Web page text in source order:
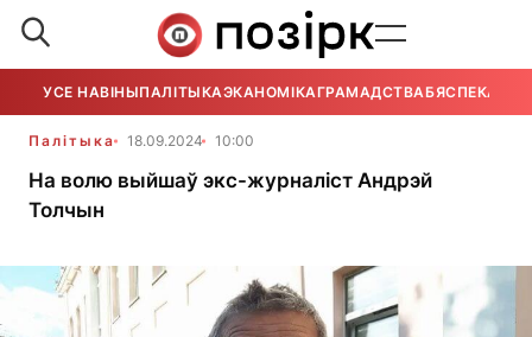
УСЕ НАВІНЫПАЛІТЫКАЭКАНОМІКАГРАМАДСТВАБЯСПЕКА
Палітыка 18.09.2024 10:00
На волю выйшаў экс-журналіст Андрэй
Толчын